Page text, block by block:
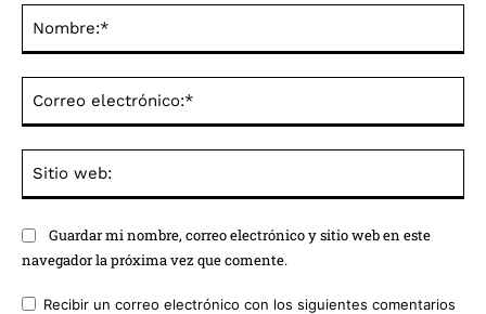
Guardar mi nombre, correo electrónico y sitio web en este
navegador la próxima vez que comente.
Recibir un correo electrónico con los siguientes comentarios